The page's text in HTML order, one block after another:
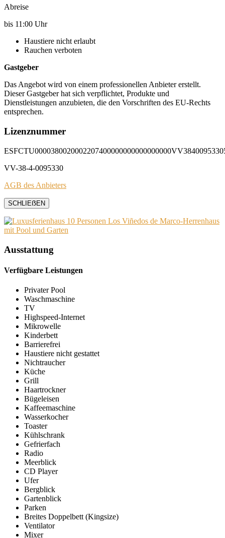
Abreise
bis 11:00 Uhr
Haustiere nicht erlaubt
Rauchen verboten
Gastgeber
Das Angebot wird von einem professionellen Anbieter erstellt.
Dieser Gastgeber hat sich verpflichtet, Produkte und
Dienstleistungen anzubieten, die den Vorschriften des EU-Rechts
entsprechen.
Lizenznummer
VV-38-4-0095330
AGB des Anbieters
SCHLIEẞEN
Ausstattung
Verfügbare Leistungen
Privater Pool
Waschmaschine
TV
Highspeed-Internet
Mikrowelle
Kinderbett
Barrierefrei
Haustiere nicht gestattet
Nichtraucher
Küche
Grill
Haartrockner
Bügeleisen
Kaffeemaschine
Wasserkocher
Toaster
Kühlschrank
Gefrierfach
Radio
Meerblick
CD Player
Ufer
Bergblick
Gartenblick
Parken
Breites Doppelbett (Kingsize)
Ventilator
Mixer